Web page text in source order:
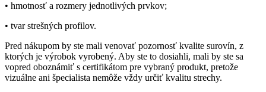
• hmotnosť a rozmery jednotlivých prvkov;
• tvar strešných profilov.
Pred nákupom by ste mali venovať pozornosť kvalite surovín, z
ktorých je výrobok vyrobený. Aby ste to dosiahli, mali by ste sa
vopred oboznámiť s certifikátom pre vybraný produkt, pretože
vizuálne ani špecialista nemôže vždy určiť kvalitu strechy.